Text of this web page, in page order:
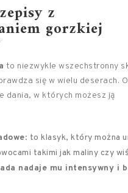
z
gorzkiej
to niezwykle wszechstronny
się w wielu deserach.
dania, w których możesz ją
: to klasyk, który można
takimi jak maliny czy
nadaje mu intensywny i